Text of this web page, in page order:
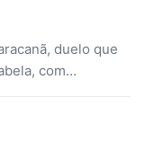
duelo que
com